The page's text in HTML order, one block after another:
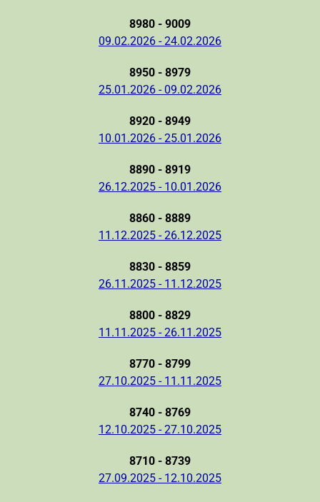
8980 - 9009
09.02.2026 - 24.02.2026
8950 - 8979
25.01.2026 - 09.02.2026
8920 - 8949
10.01.2026 - 25.01.2026
8890 - 8919
26.12.2025 - 10.01.2026
8860 - 8889
11.12.2025 - 26.12.2025
8830 - 8859
26.11.2025 - 11.12.2025
8800 - 8829
11.11.2025 - 26.11.2025
8770 - 8799
27.10.2025 - 11.11.2025
8740 - 8769
12.10.2025 - 27.10.2025
8710 - 8739
27.09.2025 - 12.10.2025